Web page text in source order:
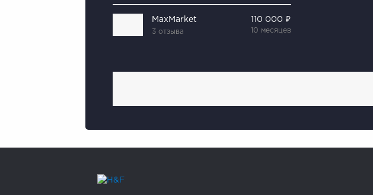
MaxMarket
3 отзыва
110 000 ₽
10 месяцев